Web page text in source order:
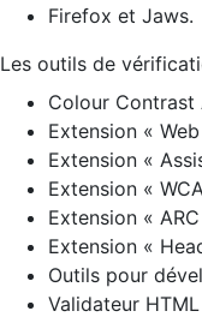
Firefox et Jaws.
Les outils de
Colour Contrast
Extension «
Extension «
Extension «
Extension «
Extension «
Outils pour
Validateur